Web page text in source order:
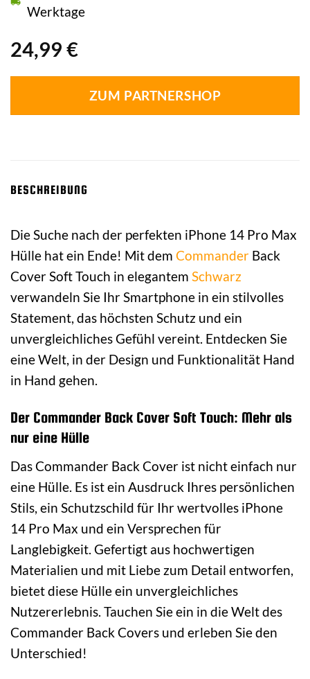
24,99 €
Werktage
ZUM PARTNERSHOP
BESCHREIBUNG
Die Suche nach der perfekten iPhone 14 Pro Max
Hülle hat ein Ende! Mit dem Commander Back
Cover Soft Touch in elegantem Schwarz
verwandeln Sie Ihr Smartphone in ein stilvolles
Statement, das höchsten Schutz und ein
unvergleichliches Gefühl vereint. Entdecken Sie
eine Welt, in der Design und Funktionalität Hand
in Hand gehen.
Der Commander Back Cover Soft Touch: Mehr als
nur eine Hülle
Das Commander Back Cover ist nicht einfach nur
eine Hülle. Es ist ein Ausdruck Ihres persönlichen
Stils, ein Schutzschild für Ihr wertvolles iPhone
14 Pro Max und ein Versprechen für
Langlebigkeit. Gefertigt aus hochwertigen
Materialien und mit Liebe zum Detail entworfen,
bietet diese Hülle ein unvergleichliches
Nutzererlebnis. Tauchen Sie ein in die Welt des
Commander Back Covers und erleben Sie den
Unterschied!